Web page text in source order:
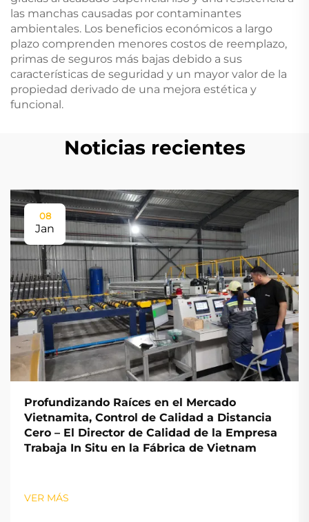
las manchas causadas por contaminantes
ambientales. Los beneficios económicos a largo
plazo comprenden menores costos de reemplazo,
primas de seguros más bajas debido a sus
características de seguridad y un mayor valor de la
propiedad derivado de una mejora estética y
funcional.
Noticias recientes
08
Jan
Profundizando Raíces en el Mercado
Vietnamita, Control de Calidad a Distancia
Cero – El Director de Calidad de la Empresa
Trabaja In Situ en la Fábrica de Vietnam
VER MÁS